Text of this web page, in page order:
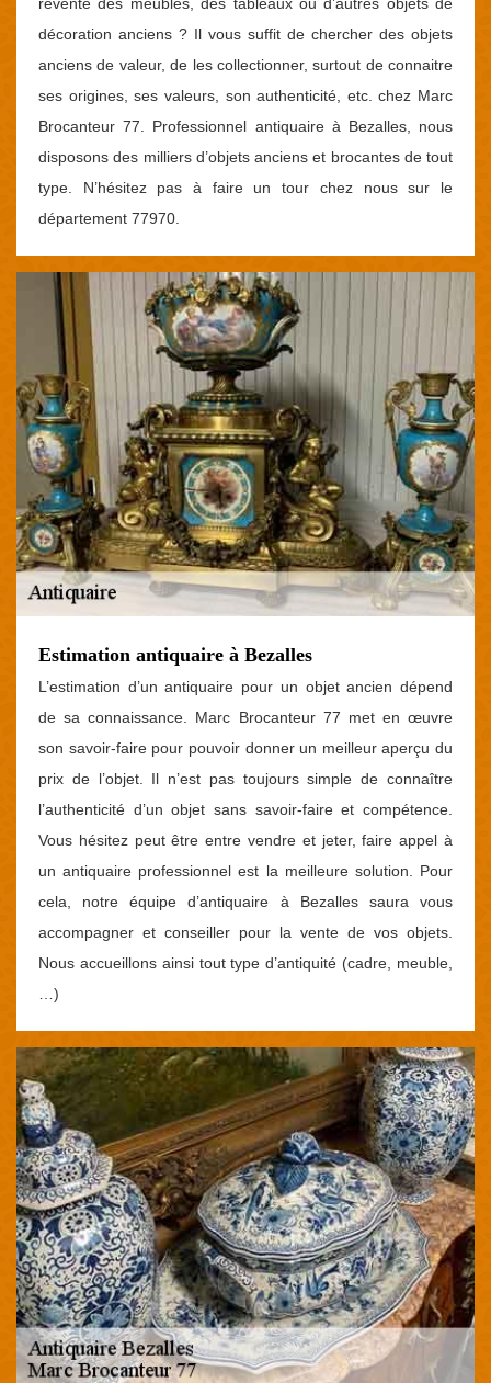
décoration anciens ? Il vous suffit de chercher des objets
anciens de valeur, de les collectionner, surtout de connaitre
ses origines, ses valeurs, son authenticité, etc. chez Marc
Brocanteur 77. Professionnel antiquaire à Bezalles, nous
disposons des milliers d’objets anciens et brocantes de tout
type. N’hésitez pas à faire un tour chez nous sur le
département 77970.
Estimation antiquaire à Bezalles
L’estimation d’un antiquaire pour un objet ancien dépend
de sa connaissance. Marc Brocanteur 77 met en œuvre
son savoir-faire pour pouvoir donner un meilleur aperçu du
prix de l’objet. Il n’est pas toujours simple de connaître
l’authenticité d’un objet sans savoir-faire et compétence.
Vous hésitez peut être entre vendre et jeter, faire appel à
un antiquaire professionnel est la meilleure solution. Pour
cela, notre équipe d’antiquaire à Bezalles saura vous
accompagner et conseiller pour la vente de vos objets.
Nous accueillons ainsi tout type d’antiquité (cadre, meuble,
…)